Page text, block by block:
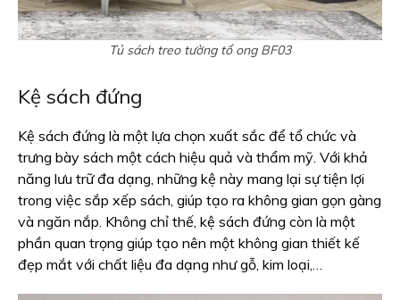
Tủ sách treo tường tổ ong BF03
Kệ sách đứng
Kệ sách đứng là một lựa chọn xuất sắc để tổ chức và
trưng bày sách một cách hiệu quả và thẩm mỹ. Với khả
năng lưu trữ đa dạng, những kệ này mang lại sự tiện lợi
trong việc sắp xếp sách, giúp tạo ra không gian gọn gàng
và ngăn nắp. Không chỉ thế, kệ sách đứng còn là một
phần quan trọng giúp tạo nên một không gian thiết kế
đẹp mắt với chất liệu đa dạng như gỗ, kim loại,…